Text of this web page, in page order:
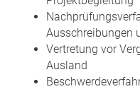
Ausschreibungen
Vertretung vor
Ausland